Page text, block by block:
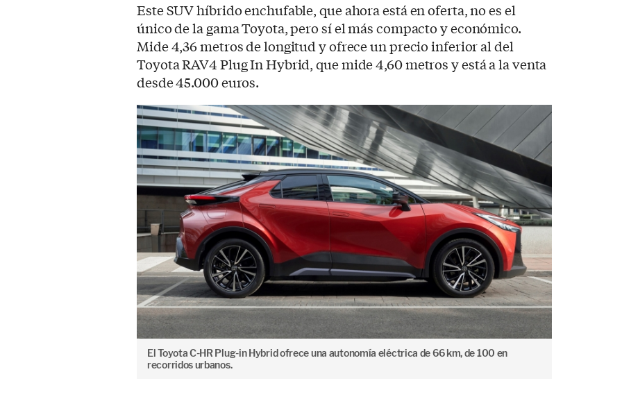
Este SUV híbrido enchufable, que ahora está en oferta, no es el
único de la gama Toyota, pero sí el más compacto y económico.
Mide 4,36 metros de longitud y ofrece un precio inferior al del
Toyota RAV4 Plug In Hybrid, que mide 4,60 metros y está a la venta
desde 45.000 euros.
El Toyota C-HR Plug-in Hybrid ofrece una autonomía eléctrica de 66 km, de 100 en
recorridos urbanos.